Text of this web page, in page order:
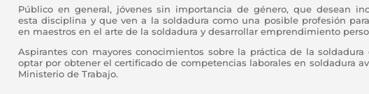
Público en general, jóvenes sin importancia de género, que desean
esta disciplina y que ven a la soldadura como una posible profesión
en maestros en el arte de la soldadura y desarrollar emprendimiento
Aspirantes con mayores conocimientos sobre la práctica de la soldadura
optar por obtener el certificado de competencias laborales en soldadura
Ministerio de Trabajo.